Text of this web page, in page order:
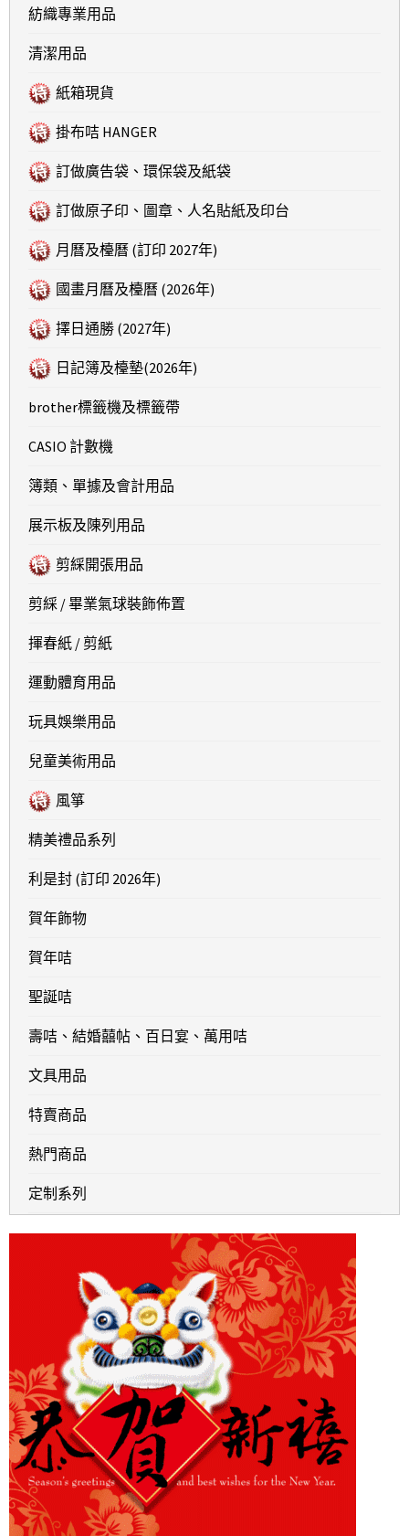
紡織專業用品
清潔用品
紙箱現貨
掛布咭 HANGER
訂做廣告袋、環保袋及紙袋
訂做原子印、圖章、人名貼紙及印台
月曆及檯曆 (訂印 2027年)
國畫月曆及檯曆 (2026年)
擇日通勝 (2027年)
日記簿及檯墊(2026年)
brother標籤機及標籤帶
CASIO 計數機
簿類、單據及會計用品
展示板及陳列用品
剪綵開張用品
剪綵 / 畢業氣球裝飾佈置
揮春紙 / 剪紙
運動體育用品
玩具娛樂用品
兒童美術用品
風箏
精美禮品系列
利是封 (訂印 2026年)
賀年飾物
賀年咭
聖誕咭
壽咭、結婚囍帖、百日宴、萬用咭
文具用品
特賣商品
熱門商品
定制系列